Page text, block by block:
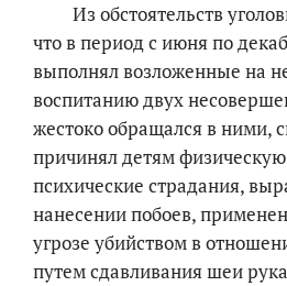
Из обстоятельств
что в период с июня по
выполнял возложенные на
воспитанию двух
жестоко обращался в ними,
причинял детям
психические страдания,
нанесении побоев,
угрозе убийством в
путем сдавливания шеи